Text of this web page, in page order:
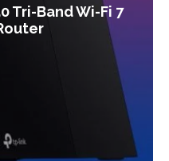
Tri-Band Wi-Fi 7